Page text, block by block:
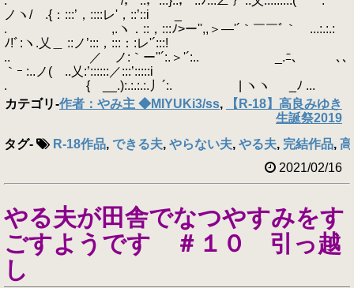
ノヽ/ .{：:::’，::::レ'，::’::i _
. ,.ヽ．::，:::ﾉ>ー'',,＞―'´｀￣￣ﾞ｀ゝ...:.:.:
ﾉ!ﾞ:ヽ.乂＿ ::ノ’:::，:::：:レ'´:::!
.. ／ ノ:｀ー''´:.＞'´:.. _.ﾆ､ ､､
｀ｰ :..ノ(ゝ..乂:’::::::／:::’:::::i
. { __.):.:.:.:.丿´:. | ヽヽ _ﾉ ...
カテゴリ-作者：やみ主 ◆MIYUKi3/ss,
【R-18】高良みゆき
生誕祭2019
タグ- R-18作品, できる夫, やらない夫, やる夫, 完結作品,
2021/02/16
やる夫が田舎でなつやすみをす
ごすようです ＃１０ 引っ越
し